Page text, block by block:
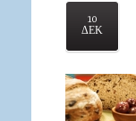
10
ΔΕΚ